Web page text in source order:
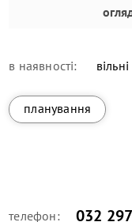
в наявності:
планування
телефон: 032